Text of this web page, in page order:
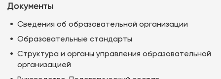
Документы
Сведения об образовательной организации
Образовательные стандарты
Структура и органы управления образовательной
организацией